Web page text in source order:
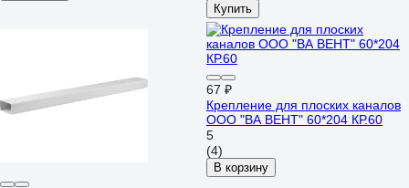
Купить
67 ₽
Крепление для плоских каналов
ООО "ВА ВЕНТ" 60*204 КР.60
5
(4)
В корзину